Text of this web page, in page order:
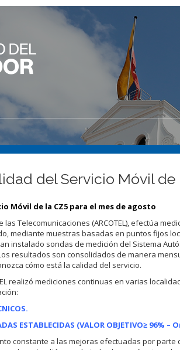
del Servicio Móvil
Móvil de la CZ5 para el mes de agosto
Telecomunicaciones (ARCOTEL), efectúa
mediante muestras basadas en puntos fijos
instalado sondas de medición del Sistema
resultados son consolidados de manera
cómo está la calidad del servicio.
realizó mediciones continuas en varias
ESTABLECIDAS (VALOR OBJETIVO≥ 96% –
constante a las mejoras efectuadas por